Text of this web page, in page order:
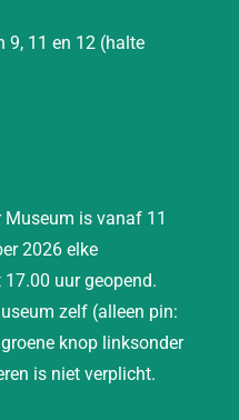
9, 11 en 12 (halte
Museum is vanaf 11
2026 elke
uur geopend.
zelf (alleen pin:
knop linksonder
is niet verplicht.